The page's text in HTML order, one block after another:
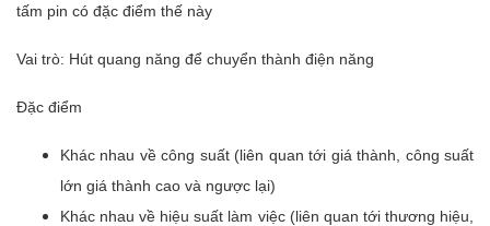
tấm pin có đặc điểm thế này
Vai trò: Hút quang năng để chuyển thành điện năng
Đặc điểm
Khác nhau về công suất (liên quan tới giá thành, công suất
lớn giá thành cao và ngược lại)
Khác nhau về hiệu suất làm việc (liên quan tới thương hiệu,